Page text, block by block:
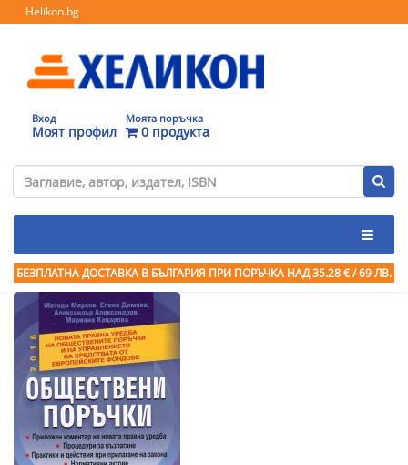
Helikon.bg
Вход
Моят профил
Моята поръчка
0 продукта
БЕЗПЛАТНА ДОСТАВКА В БЪЛГАРИЯ ПРИ ПОРЪЧКА НАД 35.28 € / 69 ЛВ.